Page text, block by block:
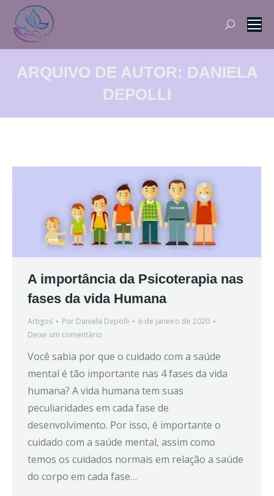
Search:
ARQUIVO DE AUTOR: DANIELA
DEPOLLI
A importância da Psicoterapia nas
fases da vida Humana
Artigos Por Daniela Depolli
6 de janeiro de 2020
Deixe um comentário
Você sabia por que o cuidado com a saúde
mental é tão importante nas 4 fases da vida
humana? A vida humana tem suas
peculiaridades em cada fase de
desenvolvimento. Por isso, é importante o
cuidado com a saúde mental, assim como
temos os cuidados normais em relação a saúde
do corpo em cada fase…